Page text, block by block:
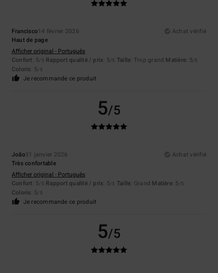
Francisco14 février 2026
Achat vérifié
Haut de page
Afficher original - Português
Confort: 5/5 Rapport qualité / prix: 5/5 Taille: Trop grand Matière: 5/5
Coloris: 5/5
Je recommande ce produit
5/5
João31 janvier 2026
Achat vérifié
Très confortable
Afficher original - Português
Confort: 5/5 Rapport qualité / prix: 5/5 Taille: Grand Matière: 5 /5
Coloris: 5/5
Je recommande ce produit
5/5